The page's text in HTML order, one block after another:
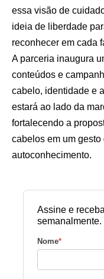
essa visão de
ideia de liberdade
reconhecer em cada
A parceria inaugura
conteúdos e
cabelo, identidade e
estará ao lado da
fortalecendo a
cabelos em um
autoconhecimento.
Assine e
semanalmente.
Nome*